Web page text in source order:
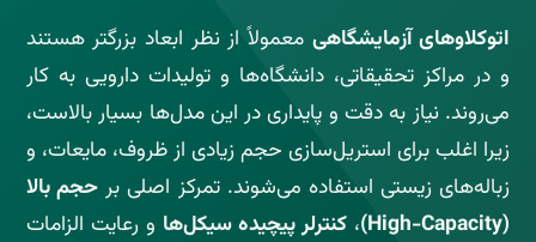
اتوکلاوهای آزمایشگاهی معمولاً از نظر ابعاد بزرگتر هستند
و در مراکز تحقیقاتی، دانشگاه‌ها و تولیدات دارویی به کار
می‌روند. نیاز به دقت و پایداری در این مدل‌ها بسیار بالاست،
زیرا اغلب برای استریل‌سازی حجم زیادی از ظروف، مایعات، و
زباله‌های زیستی استفاده می‌شوند. تمرکز اصلی بر حجم بالا
(High-Capacity)
، کنترلر پیچیده سیکل‌ها و رعایت الزامات